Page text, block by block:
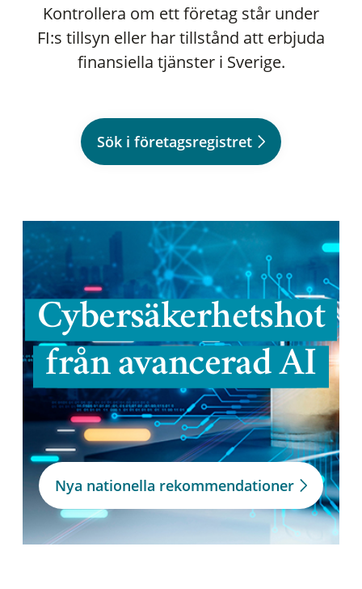
Kontrollera om ett företag står under
FI:s tillsyn eller har tillstånd att erbjuda
finansiella tjänster i Sverige.
Sök i företagsregistret
Cybersäkerhetshot
från avancerad AI
Nya nationella rekommendationer